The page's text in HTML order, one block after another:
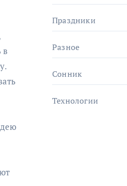
в
Праздники
Разное
Сонник
Технологии